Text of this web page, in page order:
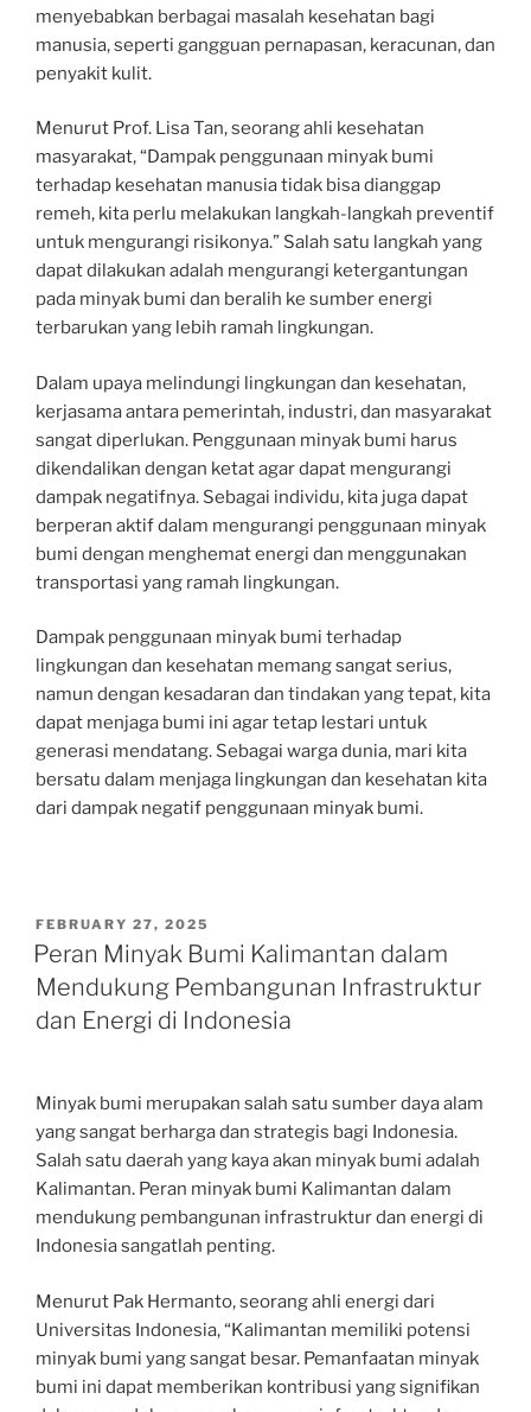
menyebabkan berbagai masalah kesehatan bagi
manusia, seperti gangguan pernapasan, keracunan, dan
penyakit kulit.
Menurut Prof. Lisa Tan, seorang ahli kesehatan
masyarakat, “Dampak penggunaan minyak bumi
terhadap kesehatan manusia tidak bisa dianggap
remeh, kita perlu melakukan langkah-langkah preventif
untuk mengurangi risikonya.” Salah satu langkah yang
dapat dilakukan adalah mengurangi ketergantungan
pada minyak bumi dan beralih ke sumber energi
terbarukan yang lebih ramah lingkungan.
Dalam upaya melindungi lingkungan dan kesehatan,
kerjasama antara pemerintah, industri, dan masyarakat
sangat diperlukan. Penggunaan minyak bumi harus
dikendalikan dengan ketat agar dapat mengurangi
dampak negatifnya. Sebagai individu, kita juga dapat
berperan aktif dalam mengurangi penggunaan minyak
bumi dengan menghemat energi dan menggunakan
transportasi yang ramah lingkungan.
Dampak penggunaan minyak bumi terhadap
lingkungan dan kesehatan memang sangat serius,
namun dengan kesadaran dan tindakan yang tepat, kita
dapat menjaga bumi ini agar tetap lestari untuk
generasi mendatang. Sebagai warga dunia, mari kita
bersatu dalam menjaga lingkungan dan kesehatan kita
dari dampak negatif penggunaan minyak bumi.
POSTED
ON
FEBRUARY 27, 2025
Peran Minyak Bumi Kalimantan dalam
Mendukung Pembangunan Infrastruktur
dan Energi di Indonesia
Minyak bumi merupakan salah satu sumber daya alam
yang sangat berharga dan strategis bagi Indonesia.
Salah satu daerah yang kaya akan minyak bumi adalah
Kalimantan. Peran minyak bumi Kalimantan dalam
mendukung pembangunan infrastruktur dan energi di
Indonesia sangatlah penting.
Menurut Pak Hermanto, seorang ahli energi dari
Universitas Indonesia, “Kalimantan memiliki potensi
minyak bumi yang sangat besar. Pemanfaatan minyak
bumi ini dapat memberikan kontribusi yang signifikan